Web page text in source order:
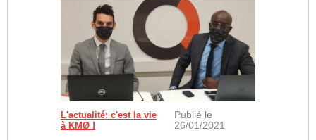
L'actualité: c'est la vie
à KMØ !
Publié le
26/01/2021